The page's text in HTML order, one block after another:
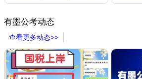
有墨公考动态
查看更多动态>>